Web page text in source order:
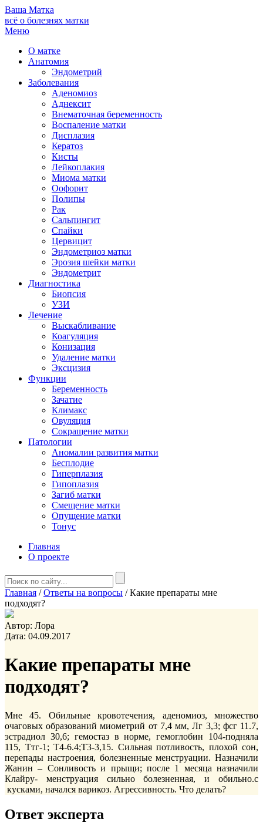
Ваша Матка
всё о болезнях матки
Меню
О матке
Анатомия
Эндометрий
Заболевания
Аденомиоз
Аднексит
Внематочная беременность
Воспаление матки
Дисплазия
Кератоз
Кисты
Лейкоплакия
Миома матки
Оофорит
Полипы
Рак
Сальпингит
Спайки
Цервицит
Эндометриоз матки
Эрозия шейки матки
Эндометрит
Диагностика
Биопсия
УЗИ
Лечение
Выскабливание
Коагуляция
Конизация
Удаление матки
Эксцизия
Функции
Беременность
Зачатие
Климакс
Овуляция
Сокращение матки
Патологии
Аномалии развития матки
Бесплодие
Гиперплазия
Гипоплазия
Загиб матки
Смещение матки
Опущение матки
Тонус
Главная
О проекте
Главная /Ответы на вопросы /Какие препараты мне
подходят?
Автор: Лора
Дата: 04.09.2017
Какие препараты мне
подходят?
Мне 45. Обильные кровотечения, аденомиоз, множество
очаговых образований миометрий от 7,4 мм, Лг 3,3; фсг 11.7,
эстрадиол 30,6; гемостаз в норме, гемоглобин 104-подняла
115, Ттг-1; Т4-6.4;Т3-3,15. Сильная потливость, плохой сон,
перепады настроения, болезненные менструации. Назначили
Жанин – Сонливость и прыщи; после 1 месяца назначили
Клайру- менструация сильно болезненная, и обильно.с
кусками, начался варикоз. Агрессивность. Что делать?
Ответ эксперта